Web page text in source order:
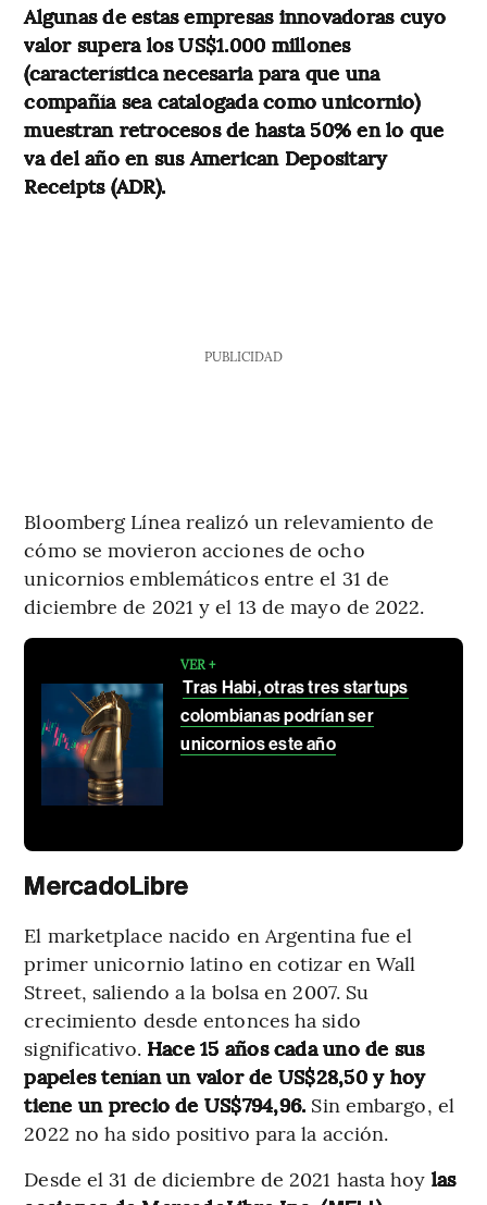
Algunas de estas empresas innovadoras cuyo
valor supera los US$1.000 millones
(característica necesaria para que una
compañía sea catalogada como unicornio)
muestran retrocesos de hasta 50% en lo que
va del año en sus American Depositary
Receipts (ADR).
PUBLICIDAD
Bloomberg Línea realizó un relevamiento de
cómo se movieron acciones de ocho
unicornios emblemáticos entre el 31 de
diciembre de 2021 y el 13 de mayo de 2022.
VER +
Tras Habi, otras tres startups
colombianas podrían ser
unicornios este año
MercadoLibre
El marketplace nacido en Argentina fue el
primer unicornio latino en cotizar en Wall
Street, saliendo a la bolsa en 2007. Su
crecimiento desde entonces ha sido
significativo. Hace 15 años cada uno de sus
papeles tenían un valor de US$28,50 y hoy
tiene un precio de US$794,96. Sin embargo, el
2022 no ha sido positivo para la acción.
Desde el 31 de diciembre de 2021 hasta hoy las